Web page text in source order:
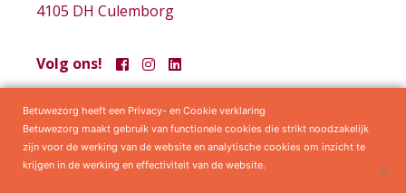
4105 DH Culemborg
Volg ons!
Samenwerkingen Privacy statement Algemene voorwaarden
Betuwezorg heeft een Privacy- en Cookie verklaring
Betuwezorg maakt gebruik van functionele cookies die strikt noodzakelijk
zijn voor de werking van de website en analytische cookies om inzicht te
krijgen in de werking en effectiviteit van de website.